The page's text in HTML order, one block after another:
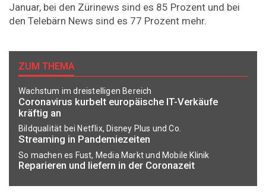
Januar, bei den Zürinews sind es 85 Prozent und bei
den Telebärn News sind es 77 Prozent mehr.
ZUM THEMA
Wachstum im dreistelligen Bereich
Coronavirus kurbelt europäische IT-Verkäufe
kräftig an
Bildqualität bei Netflix, Disney Plus und Co.
Streaming in Pandemiezeiten
So machen es Fust, Media Markt und Mobile Klinik
Reparieren und liefern in der Coronazeit